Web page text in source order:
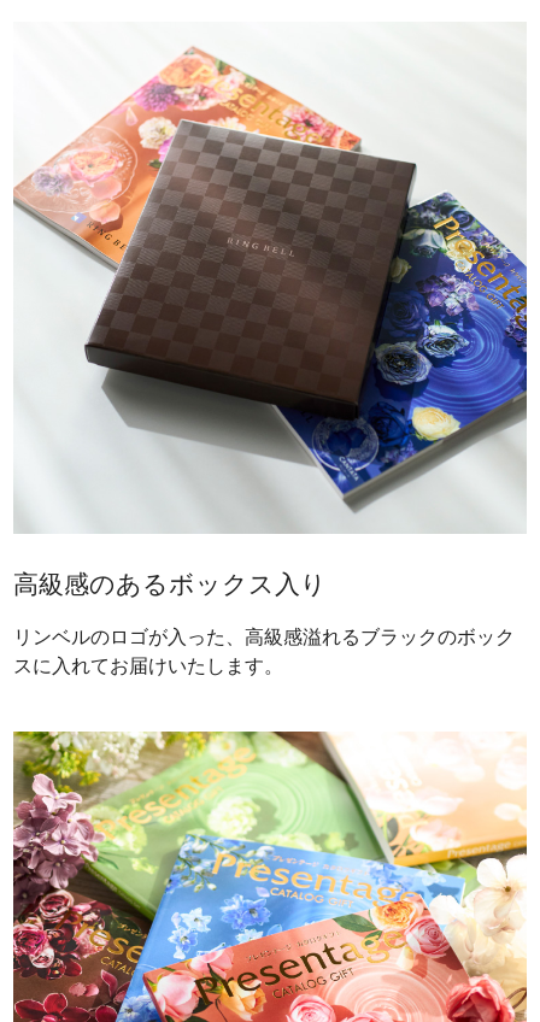
高級感のあるボックス入り
リンベルのロゴが入った、高級感溢れるブラックのボック
スに入れてお届けいたします。